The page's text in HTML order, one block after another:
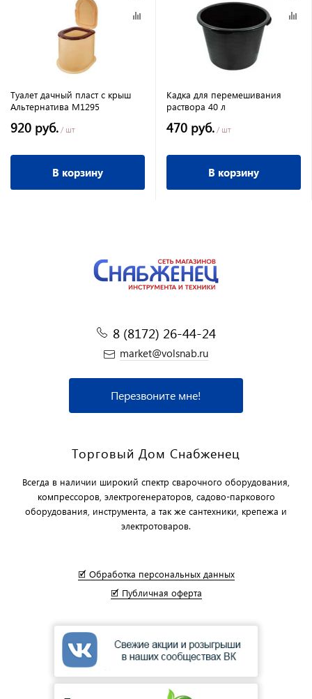
Туалет дачный пласт с крыш
Альтернатива М1295
920 руб. / шт
В корзину
Кадка для перемешивания
раствора 40 л
470 руб. / шт
В корзину
8 (8172) 26-44-24
market@volsnab.ru
Перезвоните мне!
Торговый Дом Снабженец
Всегда в наличии широкий спектр сварочного оборудования,
компрессоров, электрогенераторов, садово-паркового
оборудования, инструмента, а так же сантехники, крепежа и
электротоваров.
🗹 Обработка персональных данных
🗹 Публичная оферта